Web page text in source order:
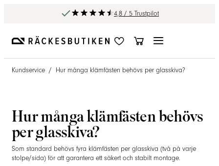
4,8 / 5 Trustpilot
Kundservice / Hur många klämfästen behövs per glasskiva?
Hur många klämfästen behövs
per glasskiva?
Som standard behövs fyra klämfästen per glasskiva (två på varje
stolpe/sida) för att garantera ett säkert och stabilt montage.